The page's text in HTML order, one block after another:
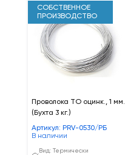
СОБСТВЕННОЕ
ПРОИЗВОДСТВО
Проволока ТО оцинк., 1 мм.
(Бухта 3 кг.)
Артикул: PRV-0530/РБ
В наличии
Вид: Термически